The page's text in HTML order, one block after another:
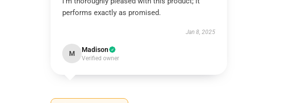
performs exactly as promised.
Jan 8, 2025
M Madison
Verified owner